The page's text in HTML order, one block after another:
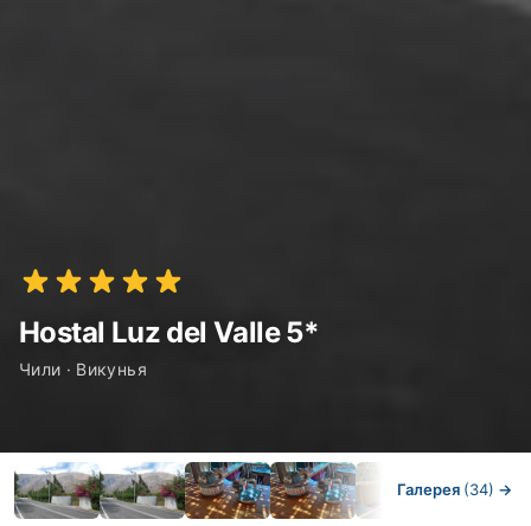
Hostal Luz del Valle 5*
Чили · Викунья
Галерея (34) →